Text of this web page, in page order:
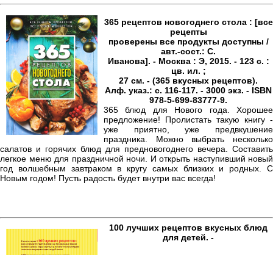
365 рецептов новогоднего стола : [все
рецепты
проверены все продукты доступны /
авт.-сост.: С.
Иванова]. - Москва : Э, 2015. - 123 с. :
цв. ил. ;
27 см. - (365 вкусных рецептов).
Алф. указ.: с. 116-117. - 3000 экз. - ISBN
978-5-699-83777-9.
365 блюд для Нового года. Хорошее
предложение! Пролистать такую книгу -
уже приятно, уже предвкушение
праздника. Можно выбрать несколько
салатов и горячих блюд для предновогоднего вечера. Составить
легкое меню для праздничной ночи. И открыть наступивший новый
год волшебным завтраком в кругу самых близких и родных. С
Новым годом! Пусть радость будет внутри вас всегда!
100 лучших рецептов вкусных блюд
для детей. -